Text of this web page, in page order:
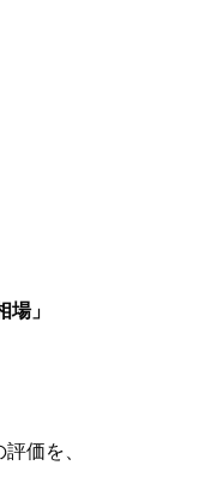
場」
価を、